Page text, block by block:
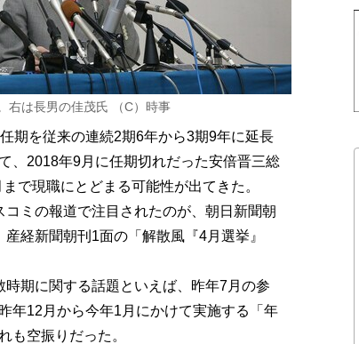
右は長男の佳茂氏 （C）時事
期を従来の連続2期6年から3期9年に延長
、2018年9月に任期切れだった安倍晋三総
で現職にとどまる可能性が出てきた。
ミの報道で注目されたのが、朝日新聞朝
経新聞朝刊1面の「解散風『4月選挙』
期に関する話題といえば、昨年7月の参
年12月から今年1月にかけて実施する「年
も空振りだった。